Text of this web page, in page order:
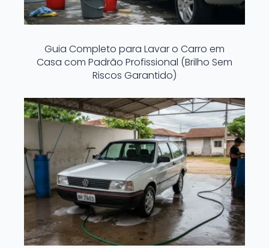
Guia Completo para Lavar o Carro em
Casa com Padrão Profissional (Brilho Sem
Riscos Garantido)